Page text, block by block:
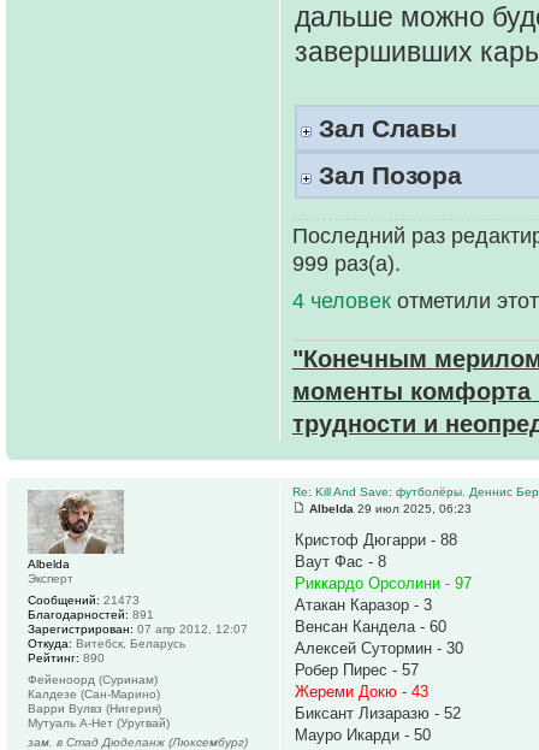
дальше можно
завершивших
Зал Славы
Зал Позора
Последний раз
999 раз(а).
4 человек отметили
"Конечным мерилом
моменты комфорта
трудности и
Re: Kill And Save: футболёры. Деннис
Albelda 29 июл 2025, 06:23
Кристоф Дюгарри - 88
Ваут Фас - 8
Риккардо Орсолини - 97
Атакан Каразор - 3
Венсан Кандела - 60
Алексей Сутормин - 30
Робер Пирес - 57
Жереми Докю - 43
Биксант Лизаразю - 52
Мауро Икарди - 50
Albelda
Эксперт
Сообщений: 21473
Благодарностей: 891
Зарегистрирован: 07 апр 2012, 12:07
Откуда: Витебск, Беларусь
Рейтинг: 890
Фейеноорд (Суринам)
Калдезе (Сан-Марино)
Варри Вулвз (Нигерия)
Мутуаль А-Нет (Уругвай)
зам. в Стад Дюделанж (Люксембург)